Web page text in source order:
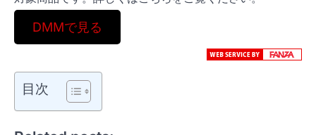
DMMで見る
目次